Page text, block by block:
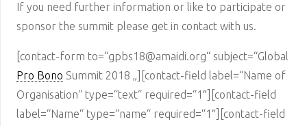
If you need further information or like to participate or
sponsor the summit please get in contact with us.
[contact-form to=“gpbs18@amaidi.org“ subject=“Global
Pro Bono Summit 2018 „][contact-field label=“Name of
Organisation“ type=“text“ required=“1″][contact-field
label=“Name“ type=“name“ required=“1″][contact-field